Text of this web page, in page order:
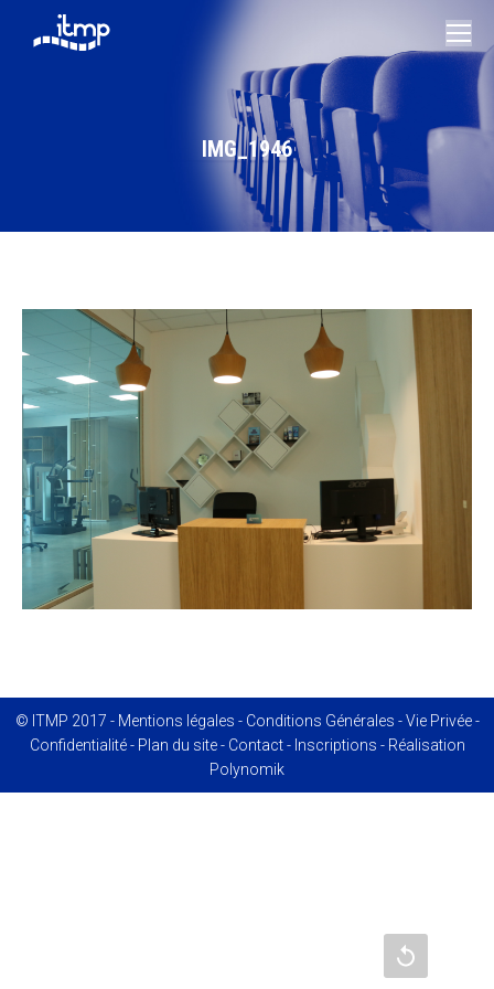
IMG_1946
Vous êtes ici :
© ITMP 2017 - Mentions légales - Conditions Générales -Vie Privée-
Confidentialité- Plan du site- Contact- Inscriptions - Réalisation
Polynomik
Recharger